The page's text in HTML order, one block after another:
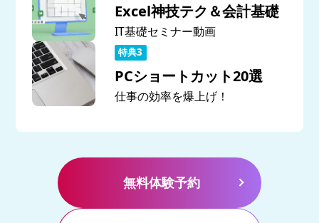
Excel神技テク＆会計基礎
IT基礎セミナー動画
PCショートカット20選
仕事の効率を爆上げ！
無料体験予約